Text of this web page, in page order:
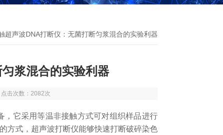
超声波DNA打断仪：无菌打断匀浆混合的实验利器
浆混合的实验利器
击次数：2082次
它采用等温非接触方式可对组织样品进行
方式，超声波打断仪能够快速打断破碎染色